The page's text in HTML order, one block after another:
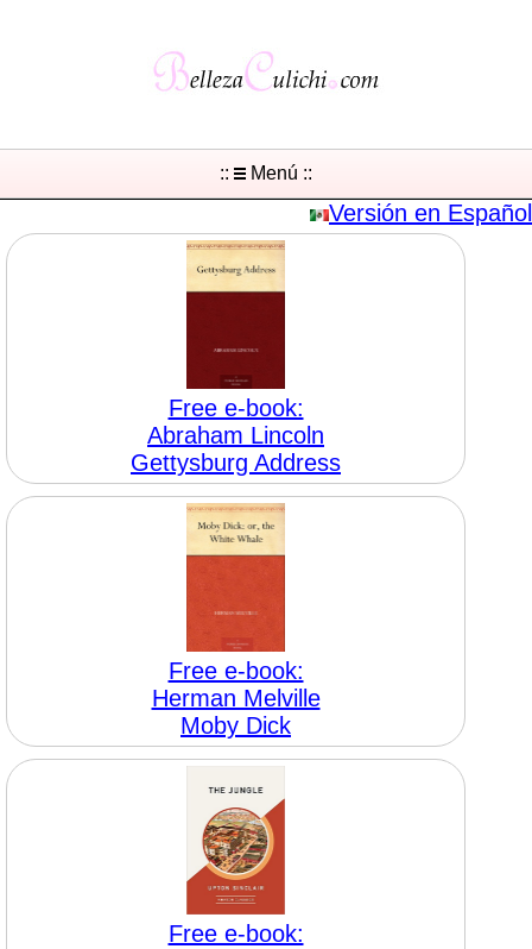
:: Menú ::
Versión en Español
Free e-book:
Abraham Lincoln
Gettysburg Address
Free e-book:
Herman Melville
Moby Dick
Free e-book: